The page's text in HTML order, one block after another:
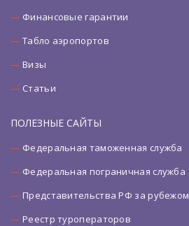
Финансовые гарантии
Табло аэропортов
Визы
Статьи
ПОЛЕЗНЫЕ САЙТЫ
Федеральная таможенная служба
Федеральная пограничная служба
Представительства РФ за рубежом
Реестр туроператоров